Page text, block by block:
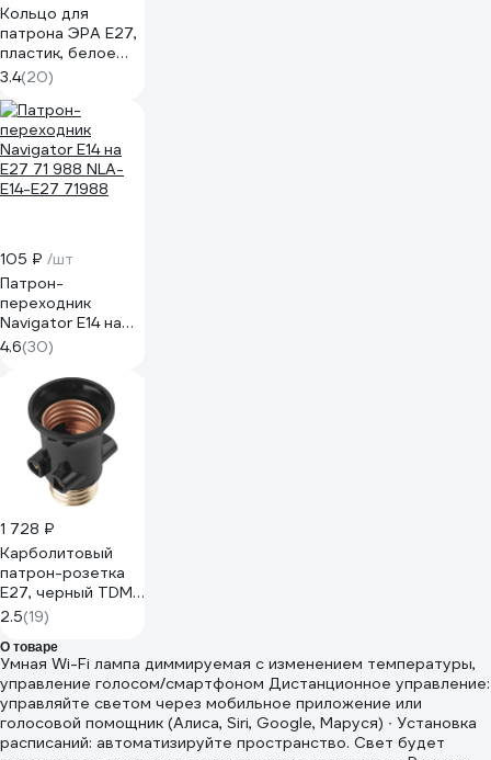
Кольцо для
патрона ЭРА E27,
пластик, белое
Б0043681
3.4(20)
105 ₽ /шт
Патрон-
переходник
Navigator E14 на
E27 71 988 NLA-
E14-E27 71988
4.6(30)
1 728 ₽
Карболитовый
патрон-розетка
Е27, черный TDM
ELECTRIC
SQ0335-0022
2.5(19)
О товаре
Умная Wi-Fi лампа диммируемая с изменением температуры,
управление голосом/смартфоном Дистанционное управление:
управляйте светом через мобильное приложение или
голосовой помощник (Алиса, Siri, Google, Маруся) ∙ Установка
расписаний: автоматизируйте пространство. Свет будет